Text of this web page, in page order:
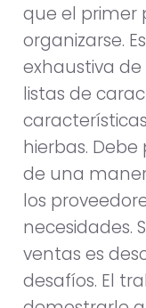
que el primer
organizarse.
exhaustiva de
listas de
hierbas.
de una
los
necesidades.
ventas es
desafíos. El